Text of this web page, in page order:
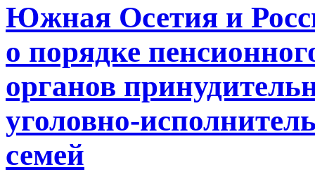
Южная Осетия и
о порядке
органов
уголовно-
семей